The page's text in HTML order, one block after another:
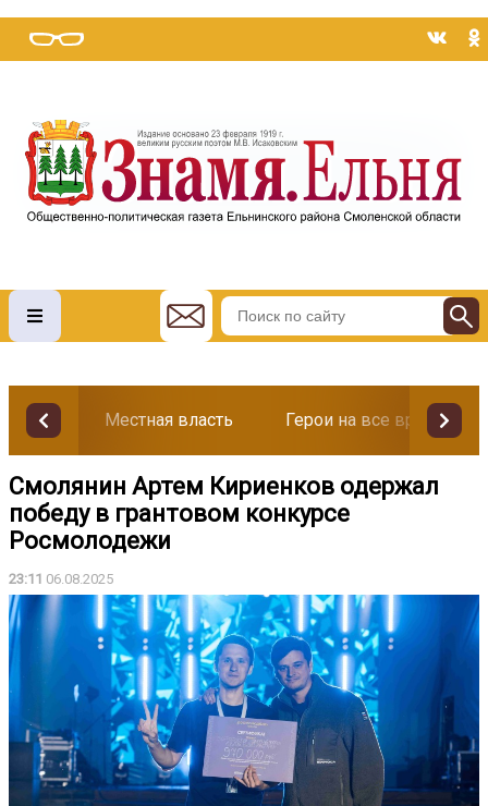
Местная власть Герои на все времена
Смолянин Артем Кириенков одержал
победу в грантовом конкурсе
Росмолодежи
23:11 06.08.2025